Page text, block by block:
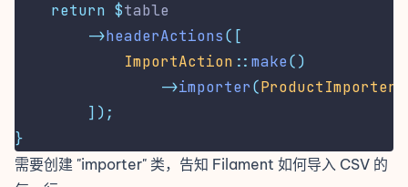
return $table
->headerActions([
ImportAction :: make()
->importer(ProductImporter
]);
}
需要创建 "importer" 类，告知 Filament 如何导入 CSV 的